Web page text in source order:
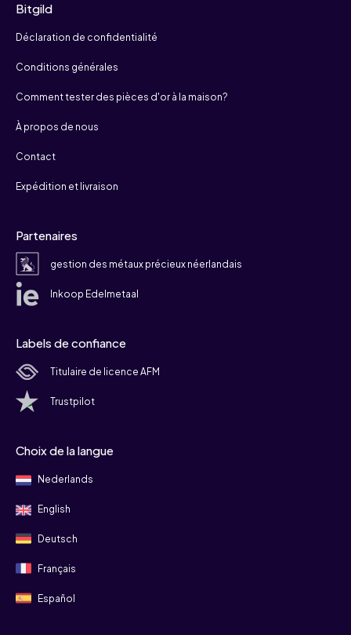
Bitgild
Déclaration de confidentialité
Conditions générales
Comment tester des pièces d'or à la maison?
À propos de nous
Contact
Expédition et livraison
Partenaires
gestion des métaux précieux néerlandais
Inkoop Edelmetaal
Labels de confiance
Titulaire de licence AFM
Trustpilot
Choix de la langue
Nederlands
English
Deutsch
Français
Español